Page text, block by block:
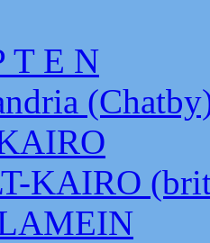
T E N
KAIRO